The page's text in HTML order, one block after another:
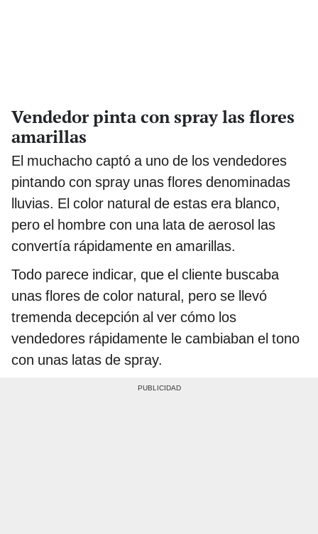
Vendedor pinta con spray las flores
amarillas
El muchacho captó a uno de los vendedores
pintando con spray unas flores denominadas
lluvias. El color natural de estas era blanco,
pero el hombre con una lata de aerosol las
convertía rápidamente en amarillas.
Todo parece indicar, que el cliente buscaba
unas flores de color natural, pero se llevó
tremenda decepción al ver cómo los
vendedores rápidamente le cambiaban el tono
con unas latas de spray.